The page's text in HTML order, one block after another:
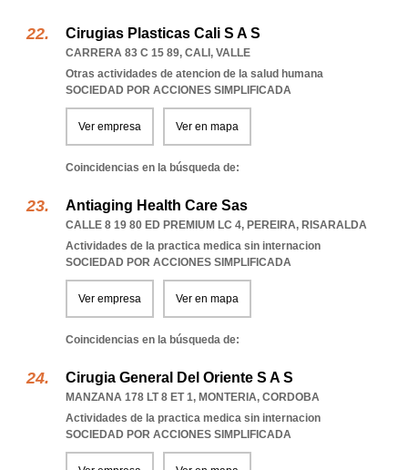
Cirugias Plasticas Cali S A S
CARRERA 83 C 15 89, CALI , VALLE
Otras actividades de atencion de la salud humana
SOCIEDAD POR ACCIONES SIMPLIFICADA
Ver empresa Ver en mapa
Coincidencias en la búsqueda de:
Antiaging Health Care Sas
CALLE 8 19 80 ED PREMIUM LC 4, PEREIRA, RISARALDA
Actividades de la practica medica sin internacion
SOCIEDAD POR ACCIONES SIMPLIFICADA
Ver empresa Ver en mapa
Coincidencias en la búsqueda de:
Cirugia General Del Oriente S A S
MANZANA 178 LT 8 ET 1, MONTERIA, CORDOBA
Actividades de la practica medica sin internacion
SOCIEDAD POR ACCIONES SIMPLIFICADA